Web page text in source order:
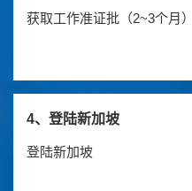
获取工作准证批（2~3个月）
4、登陆新加坡
登陆新加坡